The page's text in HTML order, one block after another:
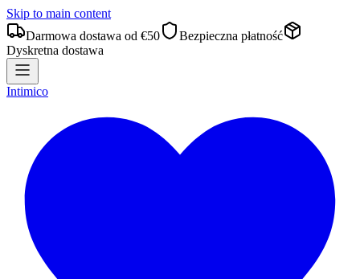
Skip to main content
Darmowa dostawa od €50
Bezpieczna płatność
Dyskretna dostawa
Intimico